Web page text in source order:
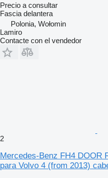
Precio a consultar
Fascia delantera
Polonia, Wołomin
Lamiro
Contacte con el vendedor
2
Mercedes-Benz FH4 DOOR
para Volvo 4 (from 2013)